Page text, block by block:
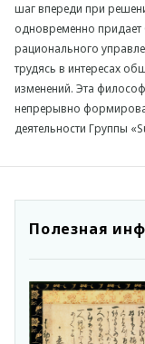
шаг впереди при
одновременно придает
рационального
трудясь в интересах
изменений. Эта
непрерывно
деятельности Группы
Полезная